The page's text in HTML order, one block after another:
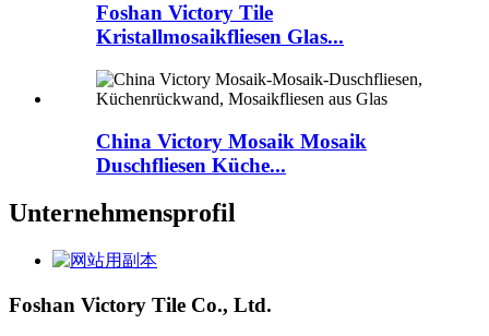
Foshan Victory Tile
Kristallmosaikfliesen Glas...
China Victory Mosaik Mosaik
Duschfliesen Küche...
Unternehmensprofil
Foshan Victory Tile Co., Ltd.